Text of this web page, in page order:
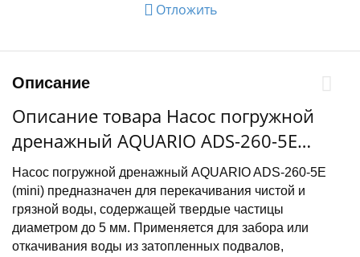
Отложить
Описание
Описание товара Насос погружной
дренажный AQUARIO ADS-260-5E
(mini), 260 Вт
Насос погружной дренажный AQUARIO ADS-260-5E
(mini) предназначен для перекачивания чистой и
грязной воды, содержащей твердые частицы
диаметром до 5 мм. Применяется для забора или
откачивания воды из затопленных подвалов,